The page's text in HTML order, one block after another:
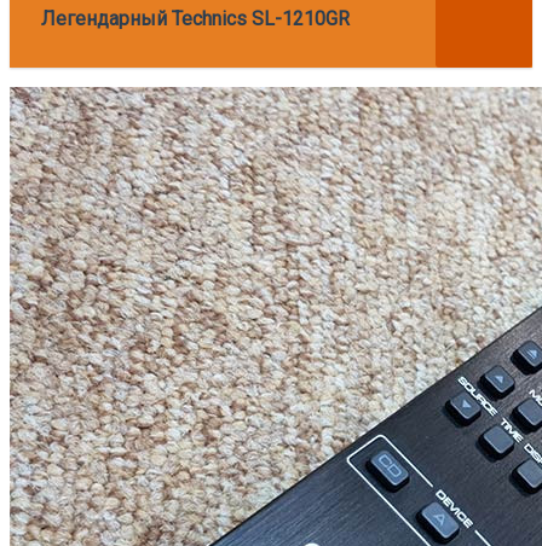
Легендарный Technics SL-1210GR